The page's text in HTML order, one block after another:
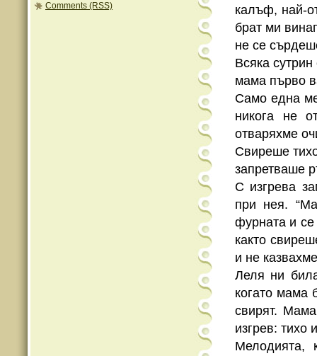
Comments (RSS)
калъф, най-
брат ми
не се
Всяка
мама първо
Само една
никога не
отваряхме
Свиреше
запретваше
С изгрева
при нея.
фурната и
както
и не
Леля ни
когато мама
свирят.
изгрев: тихо
Мелодията,